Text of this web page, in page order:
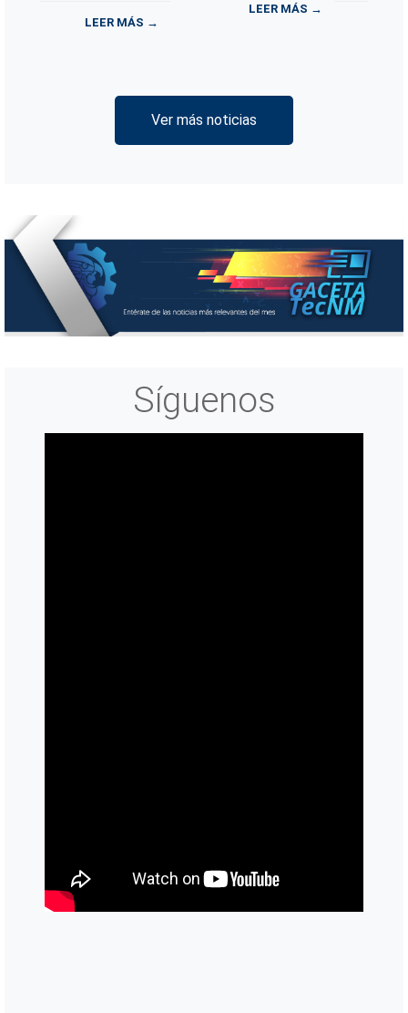
LEER MÁS →
LEER MÁS →
Ver más noticias
Síguenos